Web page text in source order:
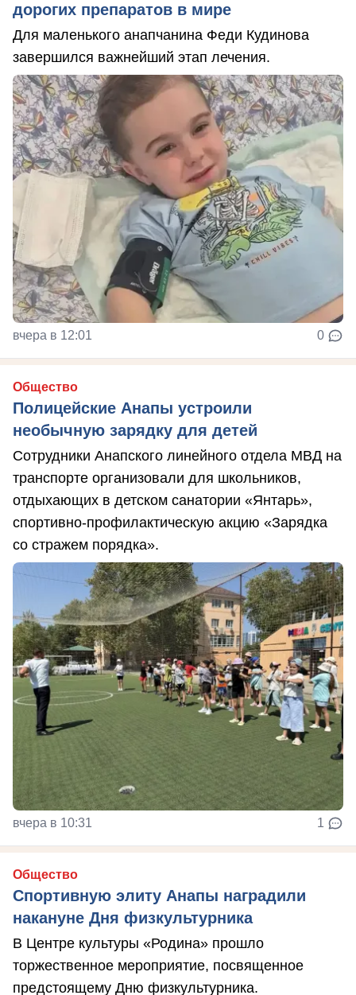
дорогих препаратов в мире
Для маленького анапчанина Феди Кудинова
завершился важнейший этап лечения.
вчера в 12:01 0
Общество
Полицейские Анапы устроили
необычную зарядку для детей
Сотрудники Анапского линейного отдела МВД на
транспорте организовали для школьников,
отдыхающих в детском санатории «Янтарь»,
спортивно-профилактическую акцию «Зарядка
со стражем порядка».
вчера в 10:31 1
Общество
Спортивную элиту Анапы наградили
накануне Дня физкультурника
В Центре культуры «Родина» прошло
торжественное мероприятие, посвященное
предстоящему Дню физкультурника.